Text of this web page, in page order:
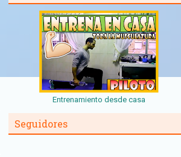
Entrenamiento desde casa
Seguidores